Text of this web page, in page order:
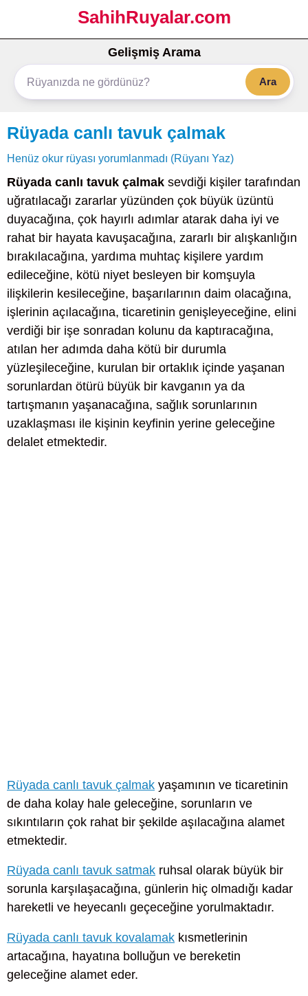
SahihRuyalar.com
Gelişmiş Arama
Ara
Rüyada canlı tavuk çalmak
Henüz okur rüyası yorumlanmadı (Rüyanı Yaz)
Rüyada canlı tavuk çalmak sevdiği kişiler tarafından
uğratılacağı zararlar yüzünden çok büyük üzüntü
duyacağına, çok hayırlı adımlar atarak daha iyi ve
rahat bir hayata kavuşacağına, zararlı bir alışkanlığın
bırakılacağına, yardıma muhtaç kişilere yardım
edileceğine, kötü niyet besleyen bir komşuyla
ilişkilerin kesileceğine, başarılarının daim olacağına,
işlerinin açılacağına, ticaretinin genişleyeceğine, elini
verdiği bir işe sonradan kolunu da kaptıracağına,
atılan her adımda daha kötü bir durumla
yüzleşileceğine, kurulan bir ortaklık içinde yaşanan
sorunlardan ötürü büyük bir kavganın ya da
tartışmanın yaşanacağına, sağlık sorunlarının
uzaklaşması ile kişinin keyfinin yerine geleceğine
delalet etmektedir.
Rüyada canlı tavuk çalmak yaşamının ve ticaretinin
de daha kolay hale geleceğine, sorunların ve
sıkıntıların çok rahat bir şekilde aşılacağına alamet
etmektedir.
Rüyada canlı tavuk satmak ruhsal olarak büyük bir
sorunla karşılaşacağına, günlerin hiç olmadığı kadar
hareketli ve heyecanlı geçeceğine yorulmaktadır.
Rüyada canlı tavuk kovalamak kısmetlerinin
artacağına, hayatına bolluğun ve bereketin
geleceğine alamet eder.